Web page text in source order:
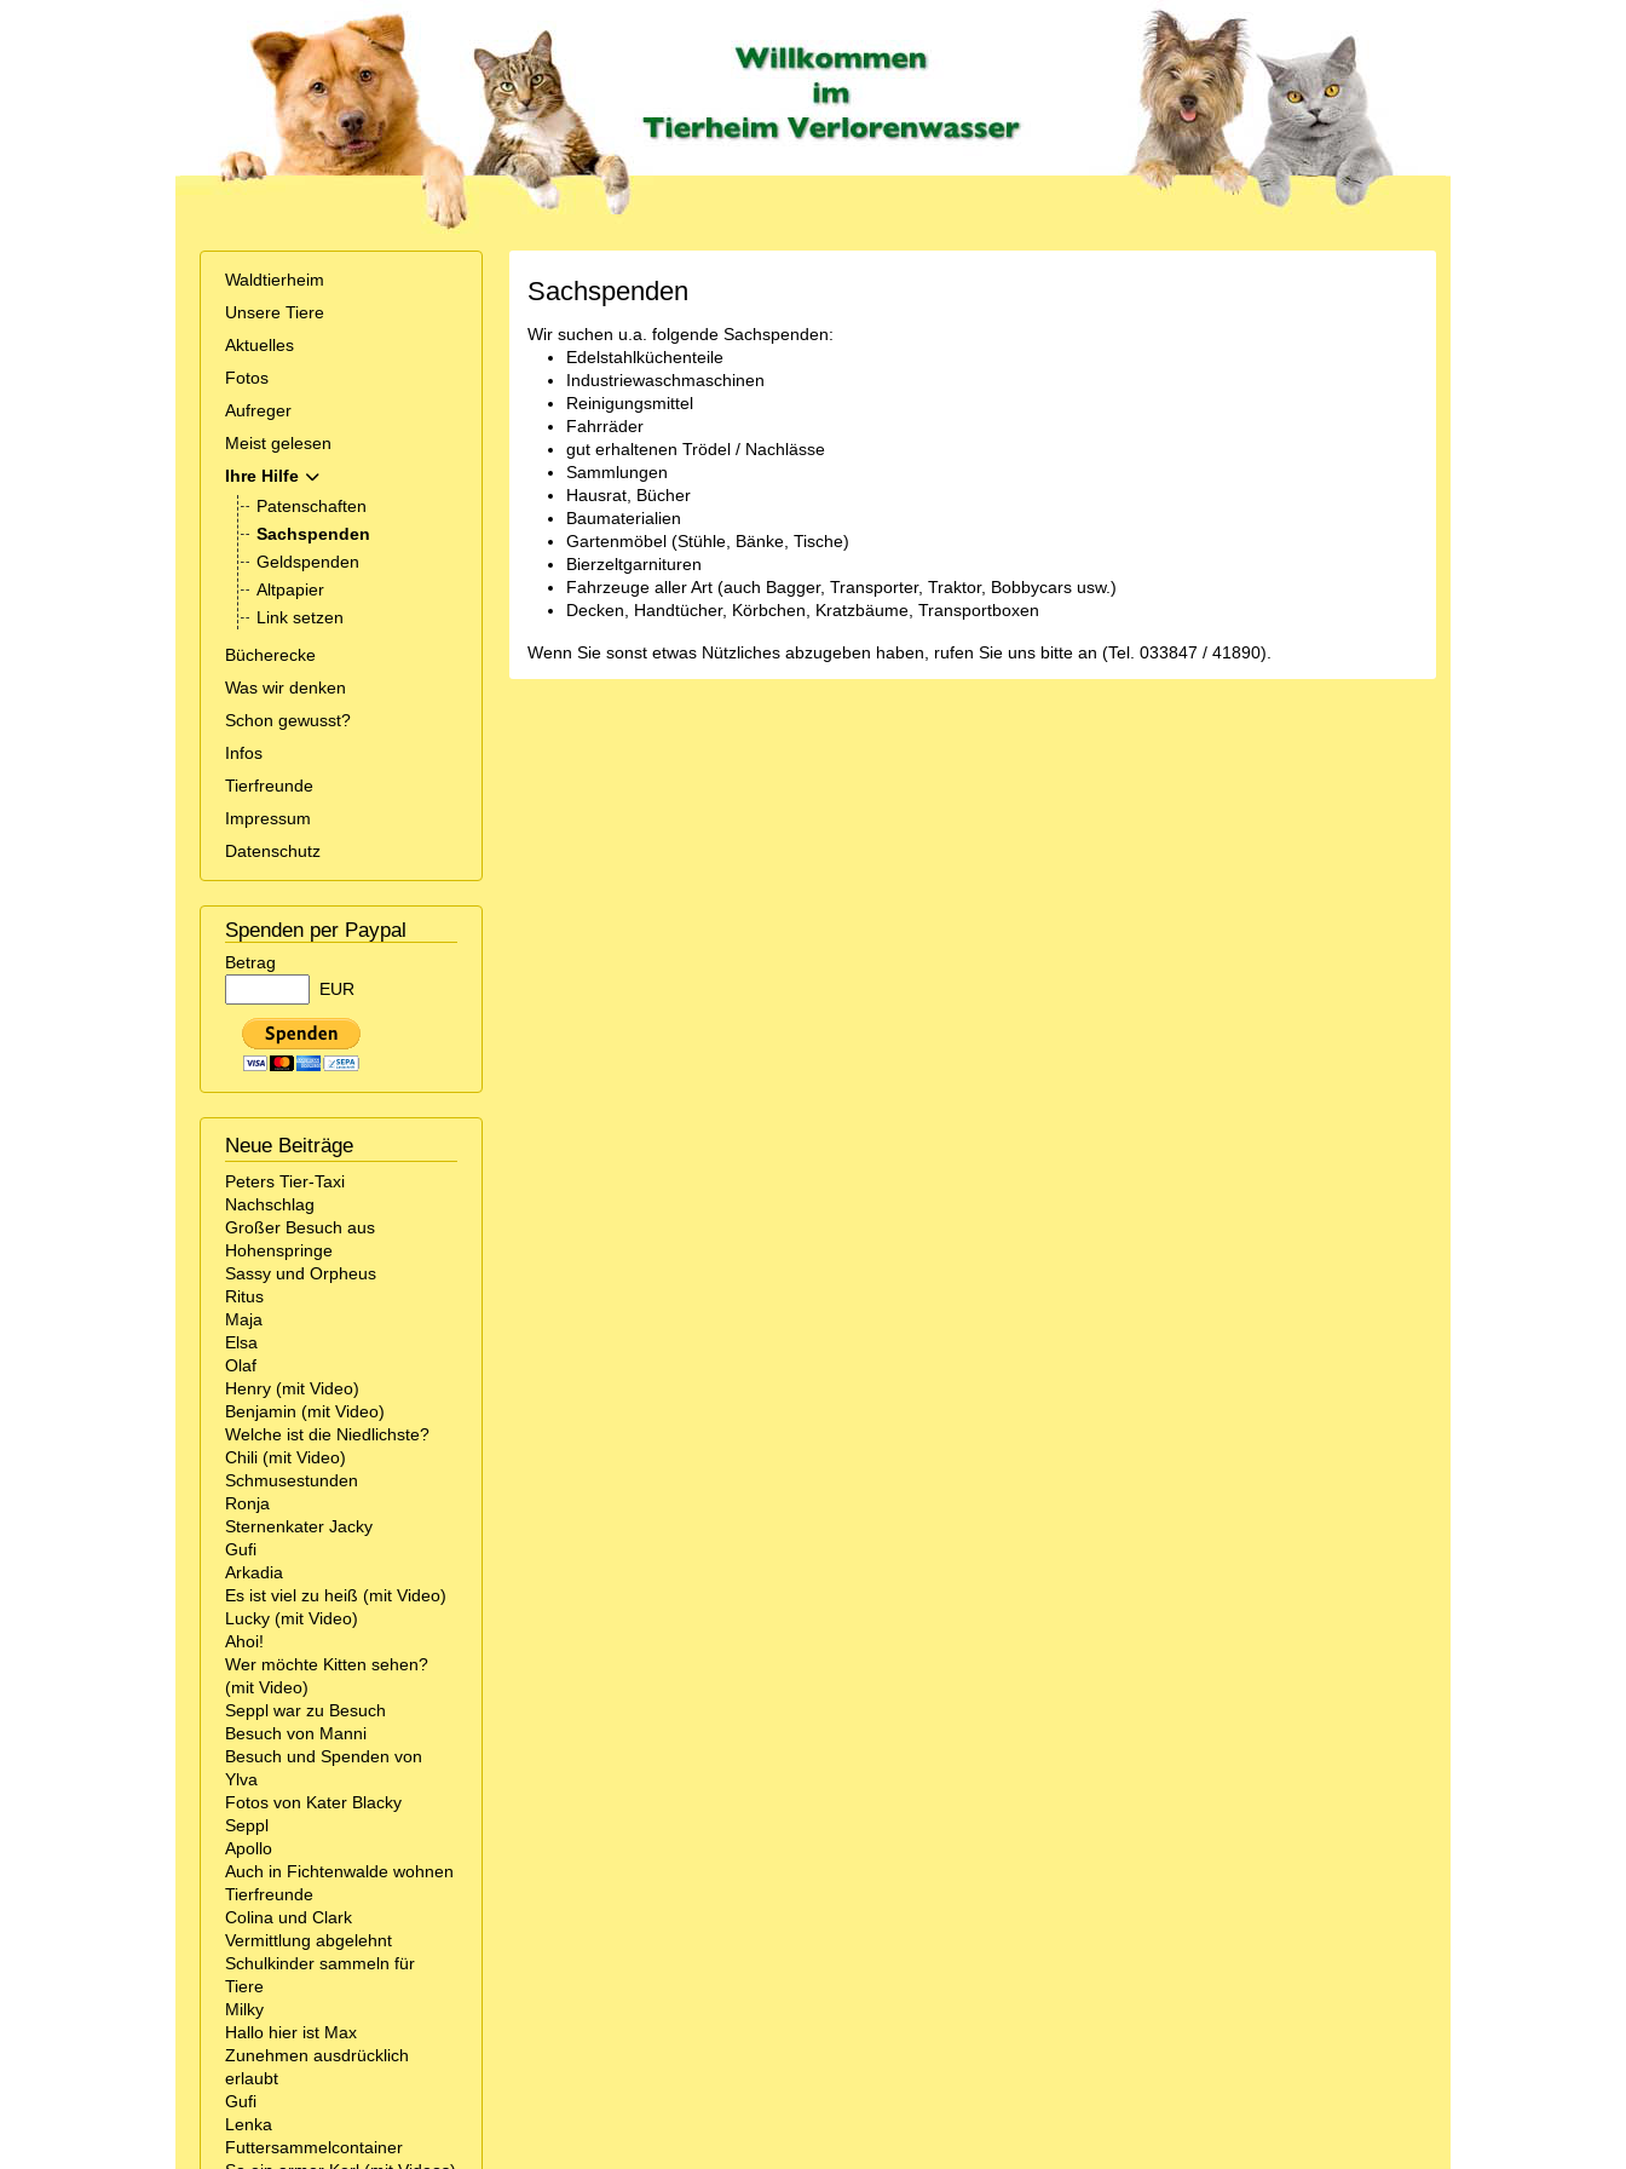
Waldtierheim
Unsere Tiere
Aktuelles
Fotos
Aufreger
Meist gelesen
Ihre Hilfe
MOD_MENU_TOGGLE_SUBMENU_LABEL
Patenschaften
Sachspenden
Geldspenden
Altpapier
Link setzen
Bücherecke
Was wir denken
Schon gewusst?
Infos
Tierfreunde
Impressum
Datenschutz
Spenden per Paypal
Betrag
EUR
Neue Beiträge
Peters Tier-Taxi
Nachschlag
Großer Besuch aus
Hohenspringe
Sassy und Orpheus
Ritus
Maja
Elsa
Olaf
Henry (mit Video)
Benjamin (mit Video)
Welche ist die Niedlichste?
Chili (mit Video)
Schmusestunden
Ronja
Sternenkater Jacky
Gufi
Arkadia
Es ist viel zu heiß (mit Video)
Lucky (mit Video)
Ahoi!
Wer möchte Kitten sehen?
(mit Video)
Seppl war zu Besuch
Besuch von Manni
Besuch und Spenden von
Ylva
Fotos von Kater Blacky
Seppl
Apollo
Auch in Fichtenwalde wohnen
Tierfreunde
Colina und Clark
Vermittlung abgelehnt
Schulkinder sammeln für
Tiere
Milky
Hallo hier ist Max
Zunehmen ausdrücklich
erlaubt
Gufi
Lenka
Futtersammelcontainer
Sachspenden
Wir suchen u.a. folgende Sachspenden:
Edelstahlküchenteile
Industriewaschmaschinen
Reinigungsmittel
Fahrräder
gut erhaltenen Trödel / Nachlässe
Sammlungen
Hausrat, Bücher
Baumaterialien
Gartenmöbel (Stühle, Bänke, Tische)
Bierzeltgarnituren
Fahrzeuge aller Art (auch Bagger, Transporter, Traktor, Bobbycars usw.)
Decken, Handtücher, Körbchen, Kratzbäume, Transportboxen
Wenn Sie sonst etwas Nützliches abzugeben haben, rufen Sie uns bitte an (Tel. 033847 / 41890).